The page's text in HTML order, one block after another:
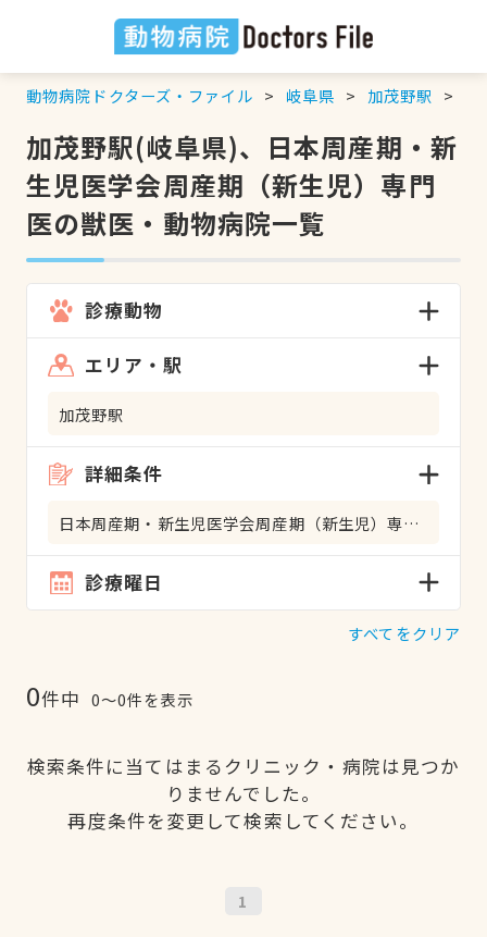
動物病院ドクターズ・ファイル 岐阜県 加茂野駅
加茂野駅(岐阜県)、日本周産期・新
生児医学会周産期（新生児）専門
医の獣医・動物病院一覧
診療動物
エリア・駅
加茂野駅
詳細条件
日本周産期・新生児医学会周産期（新生児）専門医
診療曜日
すべてをクリア
0件中 0〜0件を表示
検索条件に当てはまるクリニック・病院は見つか
りませんでした。
再度条件を変更して検索してください。
1